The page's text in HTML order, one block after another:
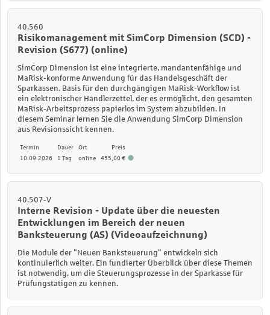
40.560
Risikomanagement mit SimCorp Dimension (SCD) -
Revision (S677) (online)
SimCorp Dimension ist eine integrierte, mandantenfähige und
MaRisk-konforme Anwendung für das Handelsgeschäft der
Sparkassen. Basis für den durchgängigen MaRisk-Workflow ist
ein elektronischer Händlerzettel, der es ermöglicht, den gesamten
MaRisk-Arbeitsprozess papierlos im System abzubilden. In
diesem Seminar lernen Sie die Anwendung SimCorp Dimension
aus Revisionssicht kennen.
Termin Dauer Ort
Preis
10.09.2026
1 Tag online 455,00 €
40.507-V
Interne Revision - Update über die neuesten
Entwicklungen im Bereich der neuen
Banksteuerung (AS) (Videoaufzeichnung)
Die Module der "Neuen Banksteuerung" entwickeln sich
kontinuierlich weiter. Ein fundierter Überblick über diese Themen
ist notwendig, um die Steuerungsprozesse in der Sparkasse für
Prüfungstätigen zu kennen.